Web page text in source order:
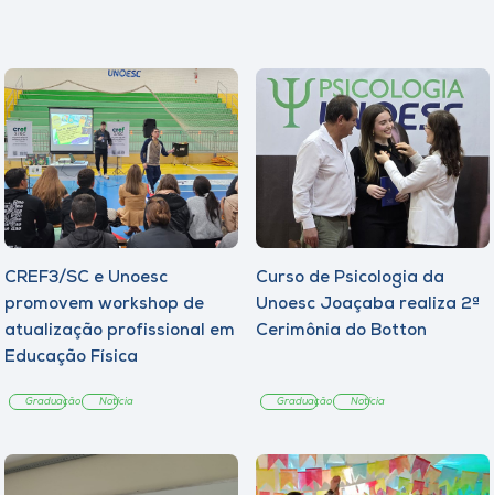
CREF3/SC e Unoesc
promovem workshop de
atualização profissional em
Educação Física
Graduação Notícia
Curso de Psicologia da
Unoesc Joaçaba realiza 2ª
Cerimônia do Botton
Graduação Notícia